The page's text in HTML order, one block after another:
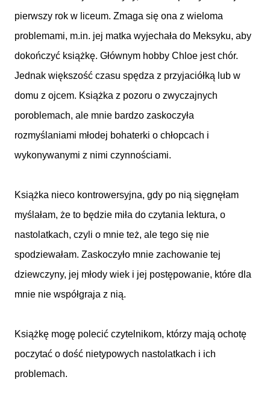
pierwszy rok w liceum. Zmaga się ona z wieloma
problemami, m.in. jej matka wyjechała do Meksyku, aby
dokończyć książkę. Głównym hobby Chloe jest chór.
Jednak większość czasu spędza z przyjaciółką lub w
domu z ojcem. Książka z pozoru o zwyczajnych
poroblemach, ale mnie bardzo zaskoczyła
rozmyślaniami młodej bohaterki o chłopcach i
wykonywanymi z nimi czynnościami.
Książka nieco kontrowersyjna, gdy po nią sięgnęłam
myślałam, że to będzie miła do czytania lektura, o
nastolatkach, czyli o mnie też, ale tego się nie
spodziewałam. Zaskoczyło mnie zachowanie tej
dziewczyny, jej młody wiek i jej postępowanie, które dla
mnie nie współgraja z nią.
Książkę mogę polecić czytelnikom, którzy mają ochotę
poczytać o dość nietypowych nastolatkach i ich
problemach.